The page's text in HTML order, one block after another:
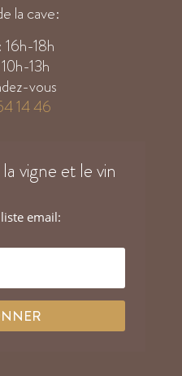
la cave:
16h-18h
13h
vous
14 46
vigne et le vin
email: